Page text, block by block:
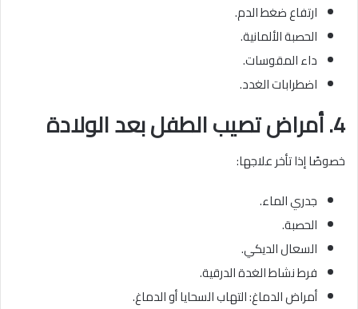
ارتفاع ضغط الدم.
الحصبة الألمانية.
داء المقوسات.
اضطرابات الغدد.
4. أمراض تصيب الطفل بعد الولادة
خصوصًا إذا تأخر علاجها:
جدري الماء.
الحصبة.
السعال الديكي.
فرط نشاط الغدة الدرقية.
أمراض الدماغ: التهاب السحايا أو الدماغ.